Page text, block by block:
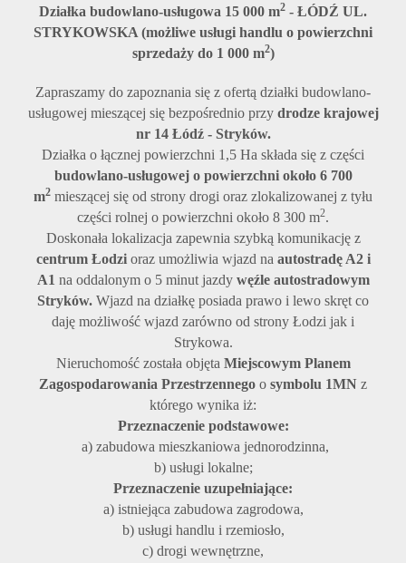
RODO
Działka budowlano-usługowa 15 000 m2 - ŁÓDŹ UL.
STRYKOWSKA (możliwe usługi handlu o powierzchni
sprzedaży do 1 000 m2)
Zapraszamy do zapoznania się z ofertą działki budowlano-
usługowej mieszącej się bezpośrednio przy drodze krajowej
nr 14 Łódź - Stryków.
Działka o łącznej powierzchni 1,5 Ha składa się z części
budowlano-usługowej o powierzchni około 6 700
m2 mieszącej się od strony drogi oraz zlokalizowanej z tyłu
części rolnej o powierzchni około 8 300 m2.
Doskonała lokalizacja zapewnia szybką komunikację z
centrum Łodzioraz umożliwia wjazd na autostradę A2 i
A1 na oddalonym o 5 minut jazdy węźle autostradowym
Stryków. Wjazd na działkę posiada prawo i lewo skręt co
daję możliwość wjazd zarówno od strony Łodzi jak i
Strykowa.
Nieruchomość została objęta Miejscowym Planem
Zagospodarowania Przestrzennego o symbolu 1MN z
którego wynika iż:
Przeznaczenie podstawowe:
a) zabudowa mieszkaniowa jednorodzinna,
b) usługi lokalne;
Przeznaczenie uzupełniające:
a) istniejąca zabudowa zagrodowa,
b) usługi handlu i rzemiosło,
c) drogi wewnętrzne,